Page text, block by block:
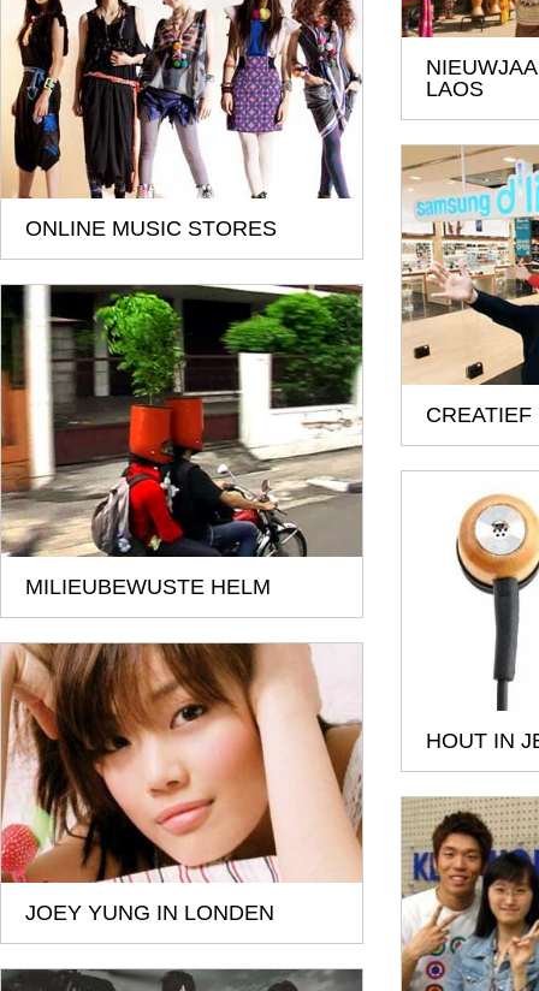
LAOS
ONLINE MUSIC STORES
MILIEUBEWUSTE HELM
HOUT IN
JOEY YUNG IN LONDEN